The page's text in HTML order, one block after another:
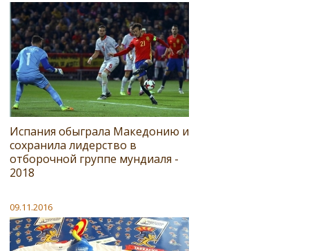
Испания обыграла Македонию и
сохранила лидерство в
отборочной группе мундиаля -
2018
09.11.2016